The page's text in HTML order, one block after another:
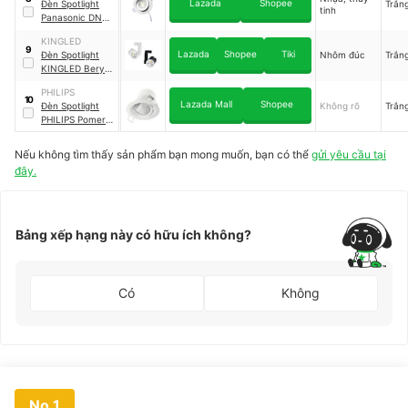
Đèn Spotlight
Panasonic DN
Lazada Shopee
tinh
9
KINGLED
Đèn Spotlight
KINGLED Beryl
Lazada Shopee Tiki Nhôm đúc
10
PHILIPS
Đèn Spotlight
PHILIPS Pomeron
｜5977
Lazada Mall Shopee Không rõ
Nếu không tìm thấy sản phẩm bạn mong muốn, bạn có thể gửi yêu cầu tại
đây.
Bảng xếp hạng này có hữu ích không?
Có Không